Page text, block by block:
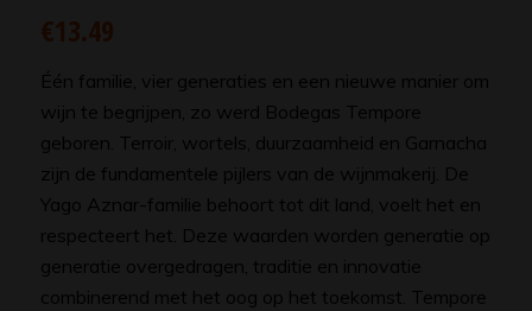
€13.49
Één familie, vier generaties en een nieuwe manier om
wijn te begrijpen, zo werd Bodegas Tempore
geboren. Terroir, wortels, duurzaamheid en Garnacha
zijn de fundamentele pijlers van de wijnmakerij. De
Yago Aznar-familie behoort tot dit land, voelt het en
respecteert het. Deze waarden worden generatie op
generatie overgedragen, traditie en innovatie
combinerend met het oog op het toekomst. Tempore